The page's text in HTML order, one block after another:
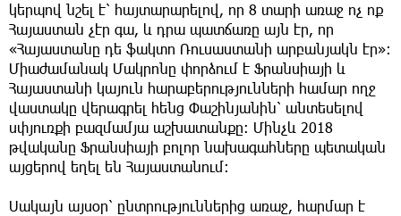
կերպով նշել է՝ հայտարարելով, որ 8 տարի առաջ ոչ ոք
Հայաստան չէր գա, և դրա պատճառը այն էր, որ
«Հայաստանը դե ֆակտո Ռուսաստանի արբանյակն էր»։
Միաժամանակ Մակրոնը փորձում է Ֆրանսիայի և
Հայաստանի կայուն հարաբերությունների համար ողջ
վաստակը վերագրել հենց Փաշինյանին՝ անտեսելով
սփյուռքի բազմամյա աշխատանքը։ Մինչև 2018
թվականը Ֆրանսիայի բոլոր նախագահները պետական
այցերով եղել են Հայաստանում։
Սակայն այսօր՝ ընտրություններից առաջ, հարմար է